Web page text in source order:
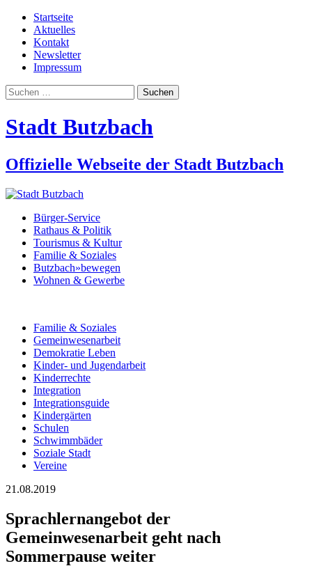
Startseite
Aktuelles
Kontakt
Newsletter
Impressum
Suchen
nach:
Stadt Butzbach
Offizielle Webseite der Stadt Butzbach
Bürger-Service
Rathaus & Politik
Tourismus & Kultur
Familie & Soziales
Butzbach»bewegen
Wohnen & Gewerbe
Familie & Soziales
Gemeinwesenarbeit
Demokratie Leben
Kinder- und Jugendarbeit
Kinderrechte
Integration
Integrationsguide
Kindergärten
Schulen
Schwimmbäder
Soziale Stadt
Vereine
21.08.2019
Sprachlernangebot der
Gemeinwesenarbeit geht nach
Sommerpause weiter